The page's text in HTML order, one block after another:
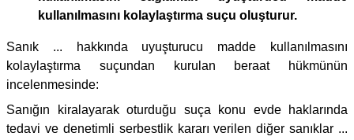
kullanılmasını kolaylaştırma suçu oluşturur.
Sanık ... hakkında uyuşturucu madde kullanılmasını
kolaylaştırma suçundan kurulan beraat hükmünün
incelenmesinde:
Sanığın kiralayarak oturduğu suça konu evde haklarında
tedavi ve denetimli serbestlik kararı verilen diğer sanıklar ...